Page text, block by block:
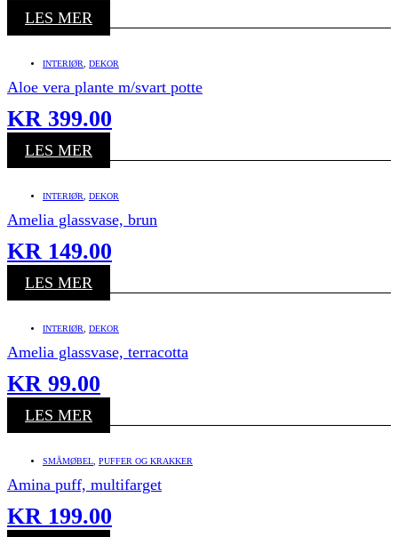
LES MER
INTERIØR DEKOR
Aloe vera plante m/svart potte
KR 399.00
LES MER
INTERIØR DEKOR
Amelia glassvase, brun
KR 149.00
LES MER
INTERIØR DEKOR
Amelia glassvase, terracotta
KR 99.00
LES MER
SMÅMØBEL PUFFER OG KRAKKER
Amina puff, multifarget
KR 199.00